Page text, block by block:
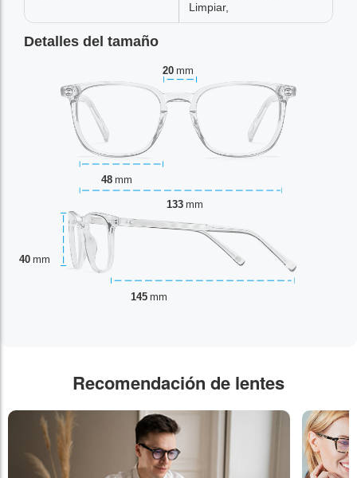
Limpiar,
Detalles del tamaño
20 mm
48 mm
40 mm
133 mm
145 mm
Recomendación de lentes